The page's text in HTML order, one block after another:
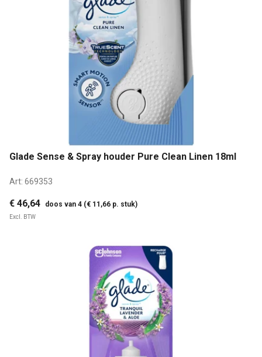
Glade Sense & Spray houder Pure Clean Linen 18ml
Art: 669353
€ 46,64 doos van 4 (€ 11,66 p. stuk)
Excl. BTW